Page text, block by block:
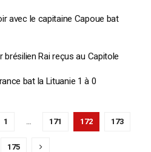
avec le capitaine Capoue bat
Rai reçus au Capitole
bat la Lituanie 1 à 0
1 … 171 172 173
175